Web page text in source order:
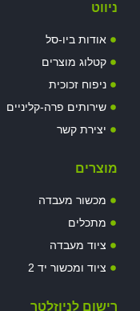
ניווט
אודות ביו-סל
קטלוג מוצרים
ניפוח זכוכית
שירותים פרה-קליניים
יצירת קשר
מוצרים
מכשור מעבדה
מתכלים
ציוד מעבדה
ציוד ומכשור יד 2
רישום לניוזלטר